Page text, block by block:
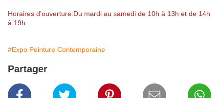
Horaires d'ouverture:Du mardi au samedi de 10h à 13h et de 14h
à 19h
#Expo Peinture Contemporaine
Partager